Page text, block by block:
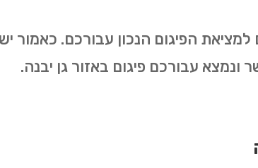
למציאת הפיגום הנכון עבורכם. כאמור
עבורכם פיגום באזור גן יבנה.